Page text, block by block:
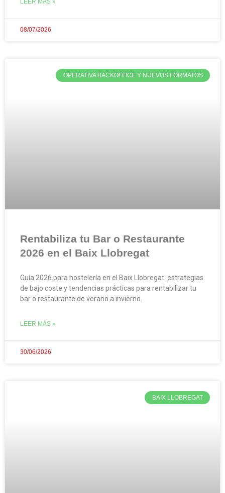
LEER MÁS »
08/07/2026
OPERATIVA BACKOFFICE Y NUEVOS FORMATOS
Rentabiliza tu Bar o Restaurante
2026 en el Baix Llobregat
Guía 2026 para hostelería en el Baix Llobregat: estrategias
de bajo coste y tendencias prácticas para rentabilizar tu
bar o restaurante de verano a invierno.
LEER MÁS »
30/06/2026
BAIX LLOBREGAT